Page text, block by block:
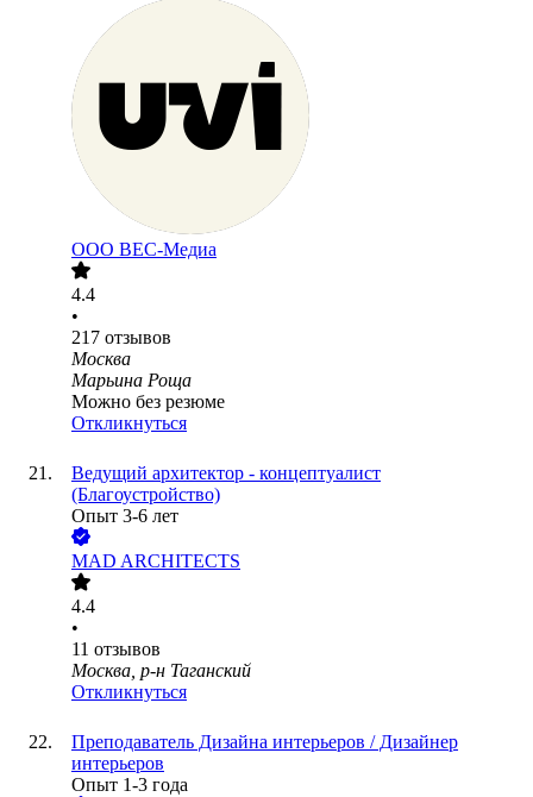
ООО ВЕС-Медиа
4.4
•
217 отзывов
Москва
Марьина Роща
Можно без резюме
Откликнуться
Ведущий архитектор - концептуалист
(Благоустройство)
Опыт 3-6 лет
MAD ARCHITECTS
4.4
•
11 отзывов
Москва, р-н Таганский
Откликнуться
Преподаватель Дизайна интерьеров / Дизайнер
интерьеров
Опыт 1-3 года